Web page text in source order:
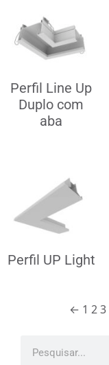
Perfil Line Up
Duplo com
aba
Perfil UP Light
← 1 2 3